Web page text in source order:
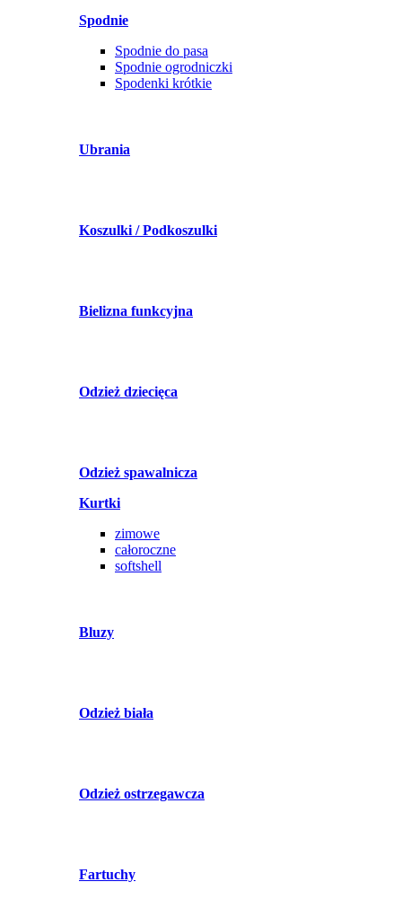
Spodnie
Spodnie do pasa
Spodnie ogrodniczki
Spodenki krótkie
Ubrania
Koszulki / Podkoszulki
Bielizna funkcyjna
Odzież dziecięca
Odzież spawalnicza
Kurtki
zimowe
całoroczne
softshell
Bluzy
Odzież biała
Odzież ostrzegawcza
Fartuchy